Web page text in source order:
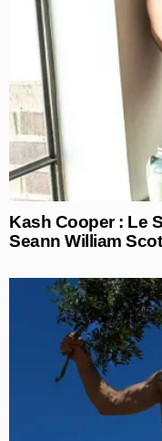
Kash Cooper : Le
Seann William